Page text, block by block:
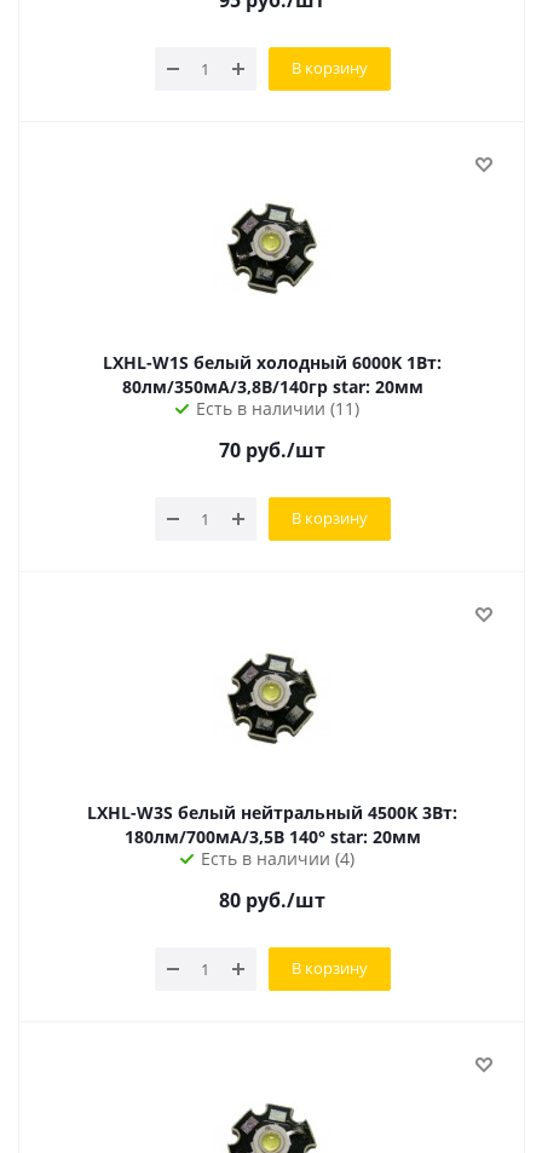
В корзину
LXHL-W1S белый холодный 6000K 1Вт:
80лм/350мА/3,8В/140гр star: 20мм
Есть в наличии (11)
70 руб./шт
В корзину
LXHL-W3S белый нейтральный 4500K 3Вт:
180лм/700мА/3,5В 140° star: 20мм
Есть в наличии (4)
80 руб./шт
В корзину